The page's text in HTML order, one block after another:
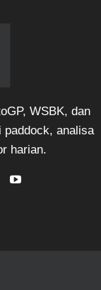
WSBK, dan
analisa
harian.